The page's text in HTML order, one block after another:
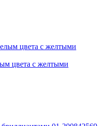
цвета с желтыми